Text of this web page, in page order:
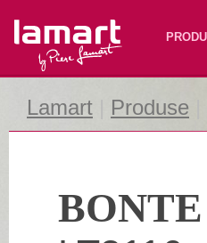
Lamart
Lamart Produse
BONTE